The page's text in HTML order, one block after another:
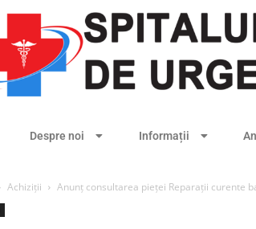
Despre noi Informații
Achiziții Anunț consultarea pieței Reparații curente